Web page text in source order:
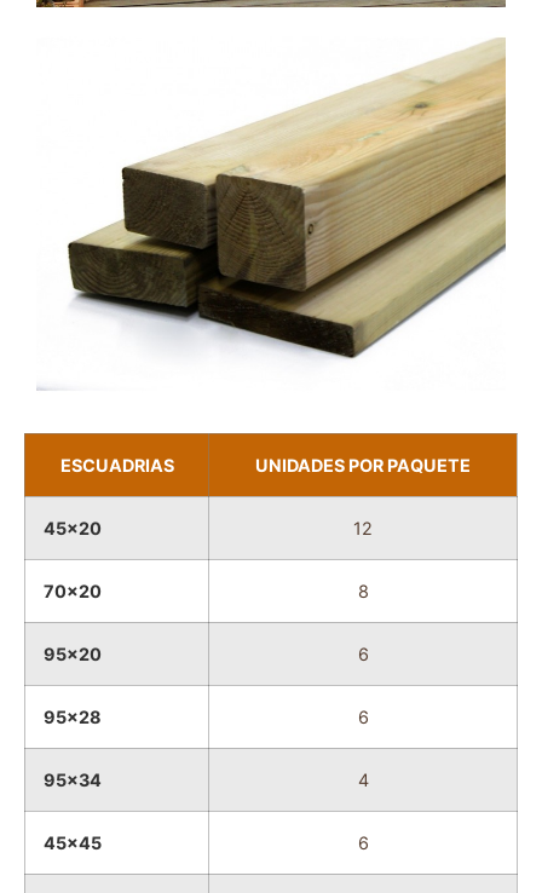
ESCUADRIAS UNIDADES POR PAQUETE
45x20 12
70x20 8
95x20 6
95x28 6
95x34 4
45x45 6